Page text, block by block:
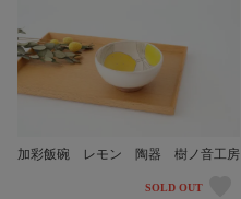
加彩飯碗 レモン 陶器 樹ノ音工房
SOLD OUT